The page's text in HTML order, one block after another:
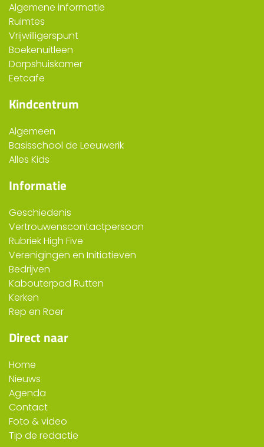
Algemene informatie
Ruimtes
Vrijwilligerspunt
Boekenuitleen
Dorpshuiskamer
Eetcafe
Kindcentrum
Algemeen
Basisschool de Leeuwerik
Alles Kids
Informatie
Geschiedenis
Vertrouwenscontactpersoon
Rubriek High Five
Verenigingen en Initiatieven
Bedrijven
Kabouterpad Rutten
Kerken
Rep en Roer
Direct naar
Home
Nieuws
Agenda
Contact
Foto & video
Tip de redactie